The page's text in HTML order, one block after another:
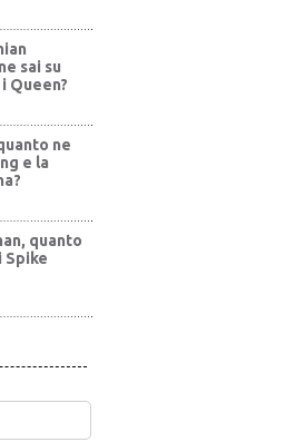
sai su
Queen?
ne
e la
quanto
Spike